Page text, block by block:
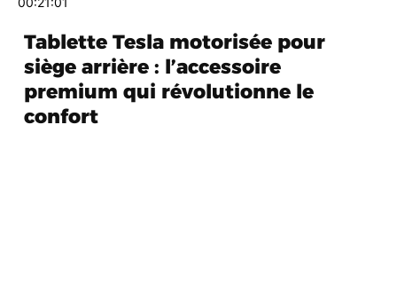
Tablette Tesla motorisée pour
siège arrière : l’accessoire
premium qui révolutionne le
confort